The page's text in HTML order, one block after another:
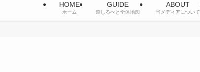
HOME
ホーム
GUIDE
道しるべと全体地図
ABOUT
当メディアについて